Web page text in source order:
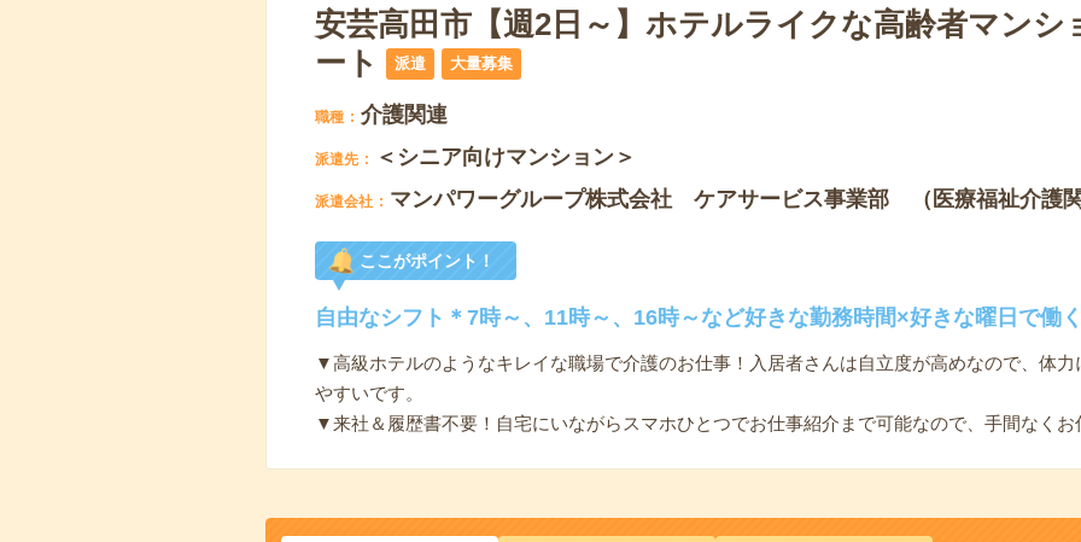
安芸高田市【週2日～】ホテルライクな高齢者マンシ
ート
派遣 大量募集
職種 介護関連
派遣先 ＜シニア向けマンション＞
派遣会社 マンパワーグループ株式会社 ケアサービス事業部 （医療福祉介護
ここがポイント！
自由なシフト＊7時～、11時～、16時～など好きな勤務時間×好きな曜日で働
▼高級ホテルのようなキレイな職場で介護のお仕事！入居者さんは自立度が高めなので、体
やすいです。
▼来社＆履歴書不要！自宅にいながらスマホひとつでお仕事紹介まで可能なので、手間なく